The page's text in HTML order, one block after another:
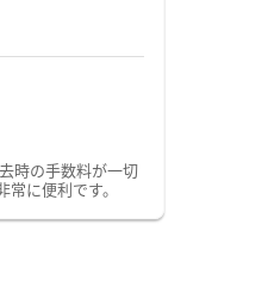
時の手数料が一切
に便利です。